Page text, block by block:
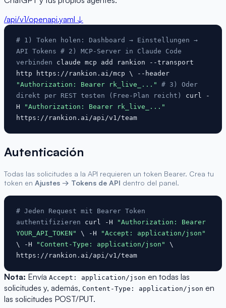
/api/v1/openapi.yaml ↓
# 1) Token holen: Dashboard → Einstellungen →
API Tokens # 2) MCP-Server in Claude Code
verbinden claude mcp add rankion --transport
http https://rankion.ai/mcp \ --header
"Authorization: Bearer rk_live_..."
# 3) Oder
direkt per REST testen (Free-Plan reicht)
curl -
H
"Authorization: Bearer rk_live_..."
https://rankion.ai/api/v1/team
Autenticación
Todas las solicitudes a la API requieren un token Bearer. Crea tu
token en Ajustes → Tokens de API dentro del panel.
# Jeden Request mit Bearer Token
authentifizieren curl -H
"Authorization: Bearer
YOUR_API_TOKEN"
\ -H
"Accept: application/json"
\ -H
"Content-Type: application/json"
\
https://rankion.ai/api/v1/team
Nota: Envía Accept: application/json en todas las
solicitudes y, además, Content-Type: application/json en
las solicitudes POST/PUT.